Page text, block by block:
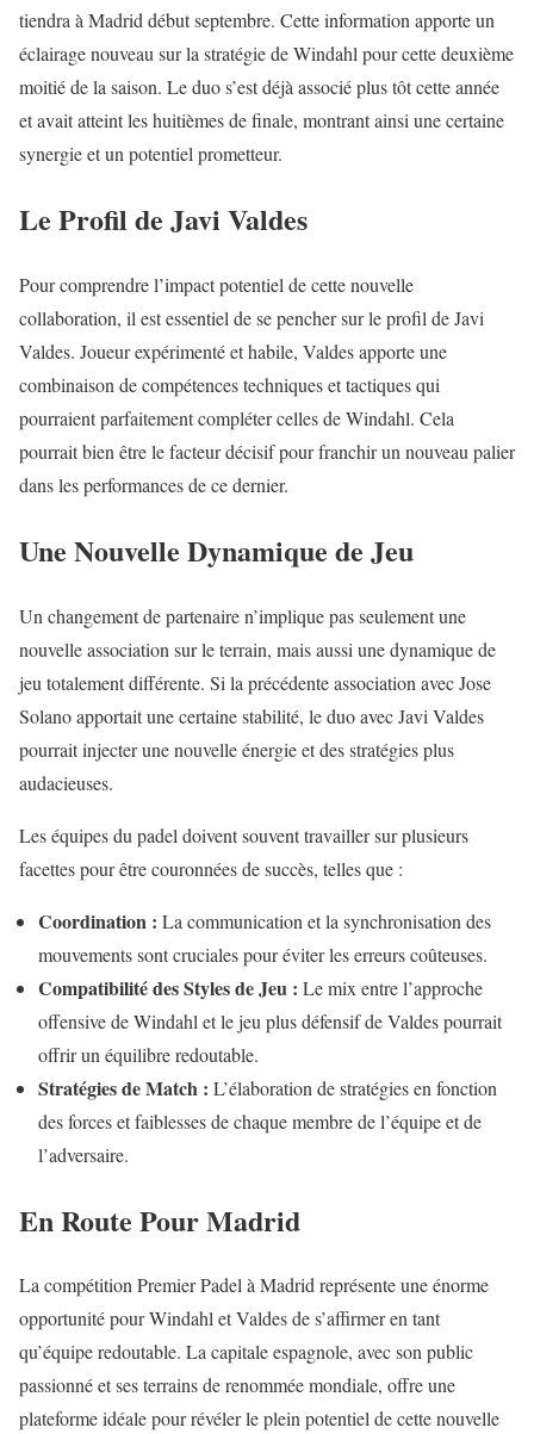
tiendra à Madrid début septembre. Cette information apporte un
éclairage nouveau sur la stratégie de Windahl pour cette deuxième
moitié de la saison. Le duo s’est déjà associé plus tôt cette année
et avait atteint les huitièmes de finale, montrant ainsi une certaine
synergie et un potentiel prometteur.
Le Profil de Javi Valdes
Pour comprendre l’impact potentiel de cette nouvelle
collaboration, il est essentiel de se pencher sur le profil de Javi
Valdes. Joueur expérimenté et habile, Valdes apporte une
combinaison de compétences techniques et tactiques qui
pourraient parfaitement compléter celles de Windahl. Cela
pourrait bien être le facteur décisif pour franchir un nouveau palier
dans les performances de ce dernier.
Une Nouvelle Dynamique de Jeu
Un changement de partenaire n’implique pas seulement une
nouvelle association sur le terrain, mais aussi une dynamique de
jeu totalement différente. Si la précédente association avec Jose
Solano apportait une certaine stabilité, le duo avec Javi Valdes
pourrait injecter une nouvelle énergie et des stratégies plus
audacieuses.
Les équipes du padel doivent souvent travailler sur plusieurs
facettes pour être couronnées de succès, telles que :
Coordination : La communication et la synchronisation des
mouvements sont cruciales pour éviter les erreurs coûteuses.
Compatibilité des Styles de Jeu : Le mix entre l’approche
offensive de Windahl et le jeu plus défensif de Valdes pourrait
offrir un équilibre redoutable.
Stratégies de Match : L’élaboration de stratégies en fonction
des forces et faiblesses de chaque membre de l’équipe et de
l’adversaire.
En Route Pour Madrid
La compétition Premier Padel à Madrid représente une énorme
opportunité pour Windahl et Valdes de s’affirmer en tant
qu’équipe redoutable. La capitale espagnole, avec son public
passionné et ses terrains de renommée mondiale, offre une
plateforme idéale pour révéler le plein potentiel de cette nouvelle